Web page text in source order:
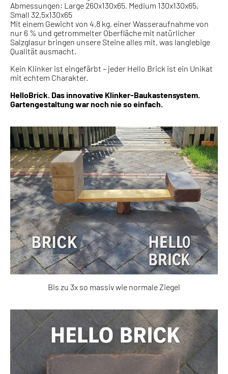
Abmessungen: Large 260x130x65, Medium 130x130x65,
Small 32,5x130x65
Mit einem Gewicht von 4,8 kg, einer Wasseraufnahme von
nur 6 % und getrommelter Oberfläche mit natürlicher
Salzglasur bringen unsere Steine alles mit, was langlebige
Qualität ausmacht.
Kein Klinker ist eingefärbt – jeder Hello Brick ist ein Unikat
mit echtem Charakter.
HelloBrick. Das innovative Klinker-Baukastensystem.
Gartengestaltung war noch nie so einfach.
Bis zu 3x so massiv wie normale Ziegel